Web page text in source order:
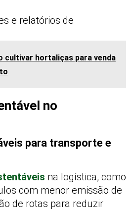
e relatórios de
cultivar hortaliças para venda
no
para transporte e
na logística, como
com menor emissão de
de rotas para reduzir